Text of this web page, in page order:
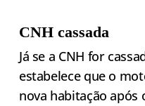
CNH cassada
Já se a CNH for
estabelece que o
nova habitação após